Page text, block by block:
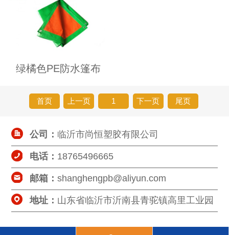
绿橘色PE防水篷布
首页 上一页 1 下一页 尾页
公司： 临沂市尚恒塑胶有限公司
电话： 18765496665
邮箱：shanghengpb@aliyun.com
地址： 山东省临沂市沂南县青驼镇高里工业园